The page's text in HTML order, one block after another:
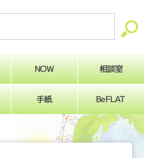
NOW 相談室
手紙 BeFLAT